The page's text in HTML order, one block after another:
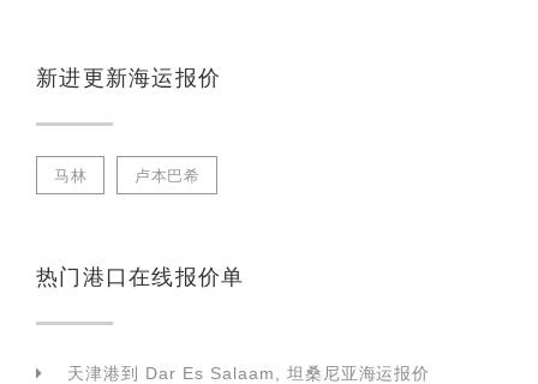
新进更新海运报价
马林 卢本巴希
热门港口在线报价单
天津港到 Dar Es Salaam, 坦桑尼亚海运报价